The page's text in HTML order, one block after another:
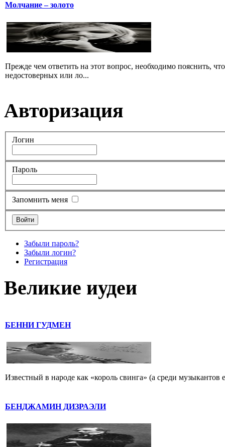
Молчание – золото
Прежде чем ответить на этот вопрос, необходимо пояснить,
недостоверных или ло...
Авторизация
Логин
Пароль
Запомнить меня
Забыли пароль?
Забыли логин?
Регистрация
Великие иудеи
БЕННИ ГУДМЕН
Известный в народе как «король свинга» (а среди
БЕНДЖАМИН ДИЗРАЭЛИ